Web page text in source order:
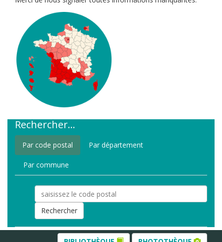
Rechercher...
Par code postal Par département
Par commune